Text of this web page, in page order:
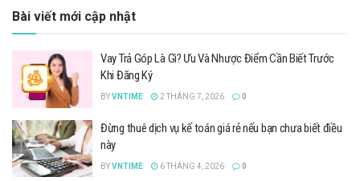
Bài viết mới cập nhật
Vay Trả Góp Là Gì? Ưu Và Nhược Điểm Cần Biết Trước
Khi Đăng Ký
BYVNTIME 2 THÁNG 7, 2026 0
Đừng thuê dịch vụ kế toán giá rẻ nếu bạn chưa biết điều
này
BYVNTIME 6 THÁNG 4, 2026 0